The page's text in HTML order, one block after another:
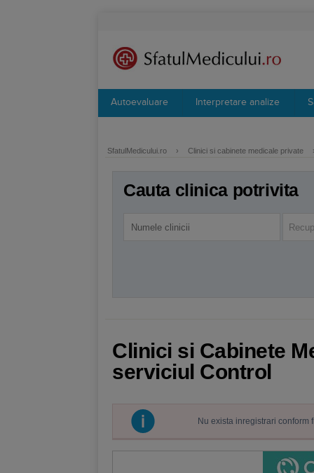
Autoevaluare Interpretare analize
SfatulMedicului.ro › Clinici si cabinete medicale private
Cauta clinica potrivita
Clinici si Cabinete
serviciul Control
Nu exista inregistrari